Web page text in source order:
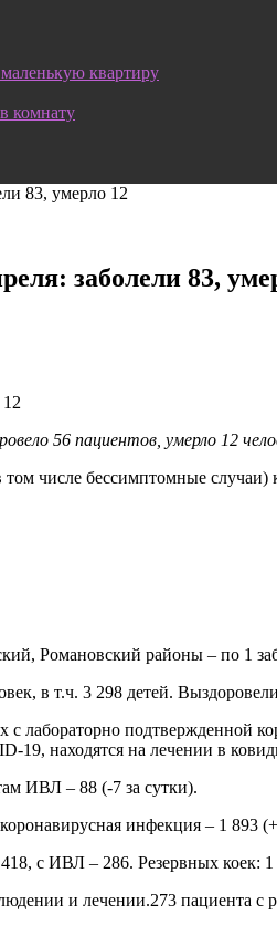
квартиру
комнату
83, умерло 12
заболели 83,
56 пациентов, умерло 12
числе бессимптомные
Романовский районы – по 1
в т.ч. 3 298 детей.
лабораторно подтвержденной
19, находятся на лечении в
ИВЛ – 88 (-7 за сутки).
инфекция – 1 893
с ИВЛ – 286. Резервных коек:
и лечении.273 пациента